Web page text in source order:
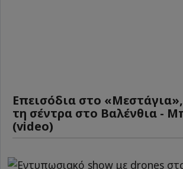
Επεισόδια στο
τη σέντρα στο Βαλένθια -
(video)